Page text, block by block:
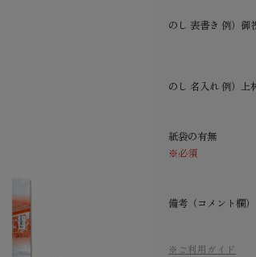
のし 表書き 例）御
のし 名入れ 例）上
紙袋の有無
※必須
備考（コメント欄）
※ご利用ガイド